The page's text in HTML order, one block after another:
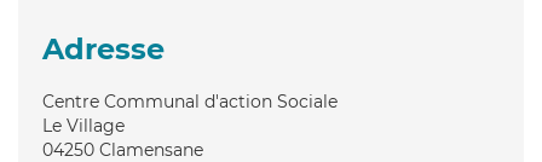
Adresse
Centre Communal d'action Sociale
Le Village
04250 Clamensane